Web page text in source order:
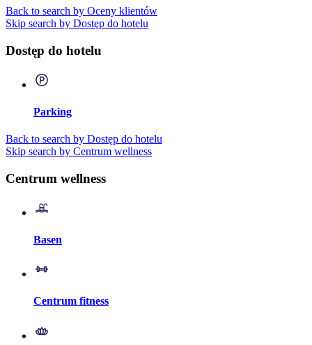
Back to search by Oceny klientów
Skip search by Dostęp do hotelu
Dostęp do hotelu
Parking
Back to search by Dostęp do hotelu
Skip search by Centrum wellness
Centrum wellness
Basen
Centrum fitness